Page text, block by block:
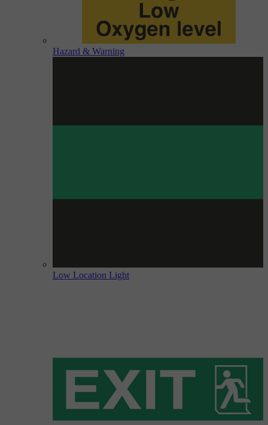
Hazard & Warning
Low Location Light